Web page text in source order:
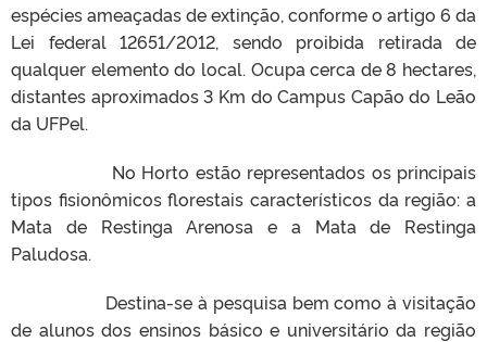
espécies ameaçadas de extinção, conforme o artigo 6 da
Lei federal 12651/2012, sendo proibida retirada de
qualquer elemento do local. Ocupa cerca de 8 hectares,
distantes aproximados 3 Km do Campus Capão do Leão
da UFPel.
No Horto estão representados os principais
tipos fisionômicos florestais característicos da região: a
Mata de Restinga Arenosa e a Mata de Restinga
Paludosa.
Destina-se à pesquisa bem como à visitação
de alunos dos ensinos básico e universitário da região